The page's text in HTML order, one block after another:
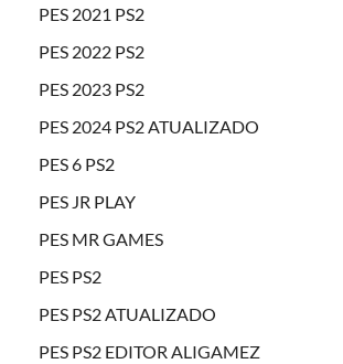
PES 2021 PS2
PES 2022 PS2
PES 2023 PS2
PES 2024 PS2 ATUALIZADO
PES 6 PS2
PES JR PLAY
PES MR GAMES
PES PS2
PES PS2 ATUALIZADO
PES PS2 EDITOR ALIGAMEZ